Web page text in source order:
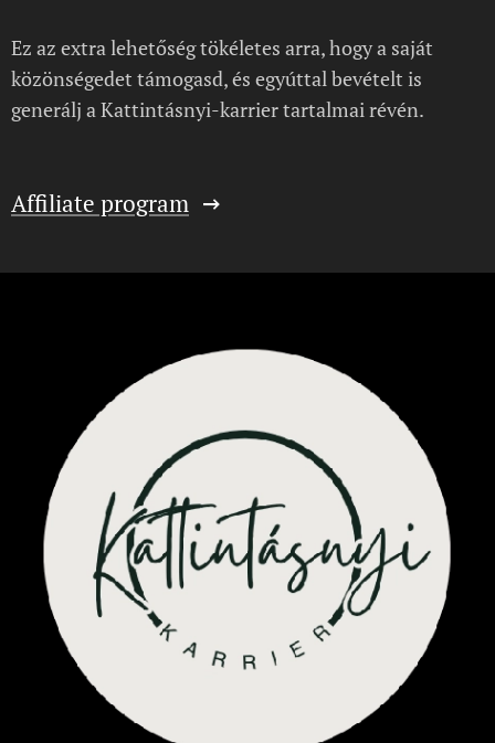
Ez az extra lehetőség tökéletes arra, hogy a saját
közönségedet támogasd, és egyúttal bevételt is
generálj a Kattintásnyi-karrier tartalmai révén.
Affiliate program